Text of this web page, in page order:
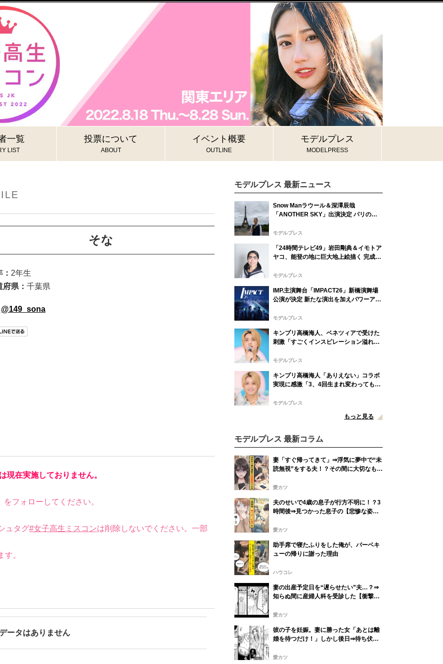
一覧
LIST
投票について
ABOUT
イベント概要
OUTLINE
モデルプレス
MODELPRESS
そな
2年生
府県： 千葉県
@149_sona
現在実施しておりません。
をフォローしてください。
ュタグ#女子高生ミスコンは削除しないでください。一部
。
ータはありません
モデルプレス 最新ニュース
Snow Manラウール＆深澤辰哉
「ANOTHER SKY」出演決定 パリの所
れぞれの思い出の地へ
モデルプレス
「24時間テレビ49」岩田剛典＆イモトア
ヤコ、能登の地に巨大地上絵描く 完成披
定
モデルプレス
IMP.主演舞台「IMPACT26」新橋演舞場
公演が決定 新たな演出を加えパワーアッ
モデルプレス
キンプリ高橋海人、ベネツィアで受けた
刺激「すごくインスピレーション溢れる
モデルプレス
キンプリ高橋海人「ありえない」コラボ
実現に感激「3、4回生まれ変わってもで
モデルプレス
もっと見る
モデルプレス 最新コラム
妻「すぐ帰ってきて」⇒浮気に夢中で“未
読無視”をする夫！？その間に大切なもの
愛カツ
夫のせいで4歳の息子が行方不明に！？3
時間後⇒見つかった息子の【悲惨な姿】
愛カツ
助手席で寝たふりをした俺が、バーベキ
ューの帰りに謝った理由
ハウコレ
妻の出産予定日を“遅らせたい”夫…？⇒
知らぬ間に産婦人科を受診した【衝撃な
愛カツ
彼の子を妊娠。妻に勝った女「あとは離
婚を待つだけ！」しかし後日⇒待ち伏せ
愛カツ